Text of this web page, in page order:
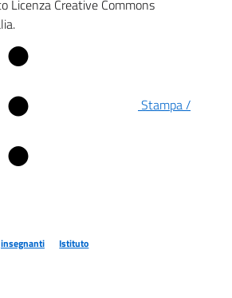
Licenza Creative Commons
Stampa /
insegnanti Istituto